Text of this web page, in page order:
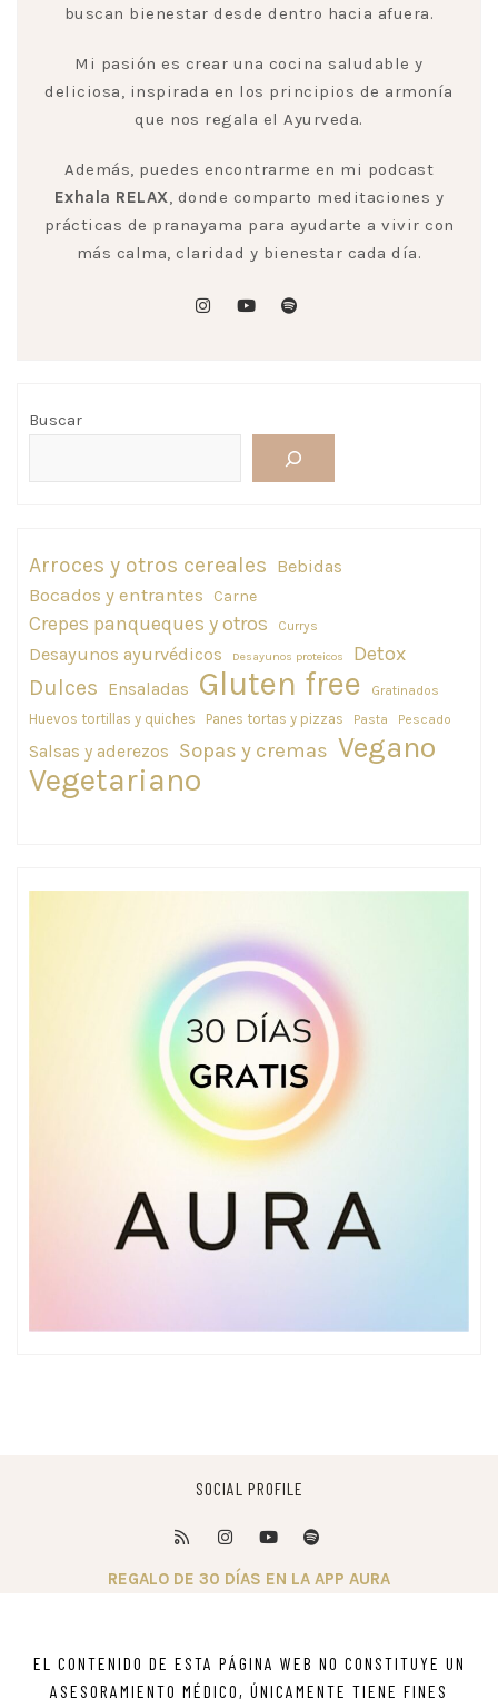
buscan bienestar desde dentro hacia afuera.
Mi pasión es crear una cocina saludable y
deliciosa, inspirada en los principios de armonía
que nos regala el Ayurveda.
Además, puedes encontrarme en mi podcast
Exhala RELAX, donde comparto meditaciones y
prácticas de pranayama para ayudarte a vivir con
más calma, claridad y bienestar cada día.
Buscar
Arroces y otros cereales Bebidas
Bocados y entrantes
Carne
Crepes panqueques y otros Currys
Desayunos ayurvédicos Desayunos proteicos Detox
Dulces Ensaladas Gluten free Gratinados
Huevos tortillas y quiches Panes tortas y pizzas Pasta Pescado
Salsas y aderezos Sopas y cremas Vegano
Vegetariano
SOCIAL PROFILE
REGALO DE 30 DÍAS EN LA APP AURA
EL CONTENIDO DE ESTA PÁGINA WEB NO CONSTITUYE UN
ASESORAMIENTO MÉDICO, ÚNICAMENTE TIENE FINES